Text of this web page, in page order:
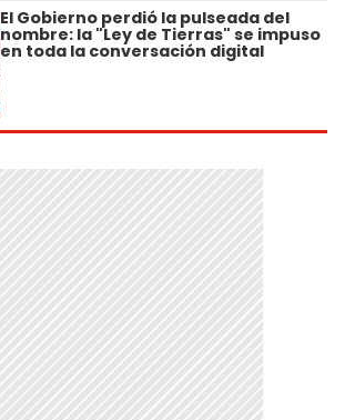
El Gobierno perdió la pulseada del
nombre: la "Ley de Tierras" se impuso
en toda la conversación digital